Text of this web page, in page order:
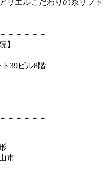
リエルこだわりの糸リフト
－－－－－
】
39ビル8階
－－－－－
市